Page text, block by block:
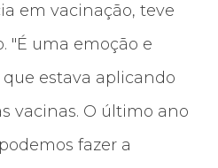
em vacinação, teve
"É uma emoção e
estava aplicando
vacinas. O último ano
fazer a